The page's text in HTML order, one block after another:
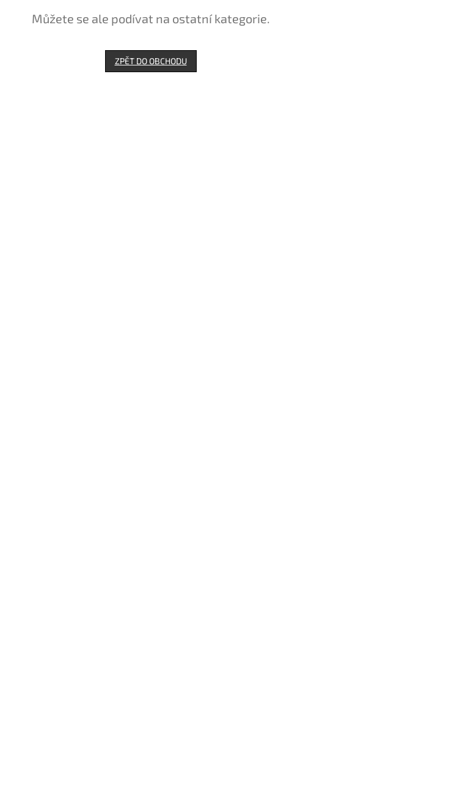
Můžete se ale podívat na ostatní kategorie.
ZPĚT DO OBCHODU